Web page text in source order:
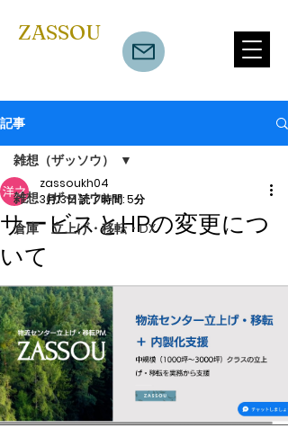
​ZASSOU
記事
雑想（ザッソウ）
倉庫 立上げ・移転・DX
雑想（ザッソウ）
サービスとHPの変更につ
いて
zassoukh04
3月13日読了時間: 5分